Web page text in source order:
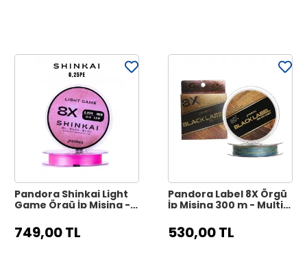
Pandora Shinkai Light
Game Örgü İp Misina -
749,00 TL
Pandora Label 8X Örgü
İp Misina 300 m - Multi
530,00 TL